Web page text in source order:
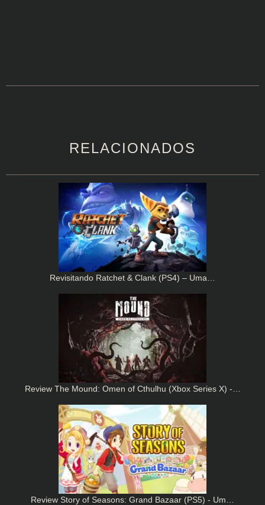
RELACIONADOS
Revisitando Ratchet & Clank (PS4) – Uma…
Review The Mound: Omen of Cthulhu (Xbox Series X) -…
Review Story of Seasons: Grand Bazaar (PS5) - Um…